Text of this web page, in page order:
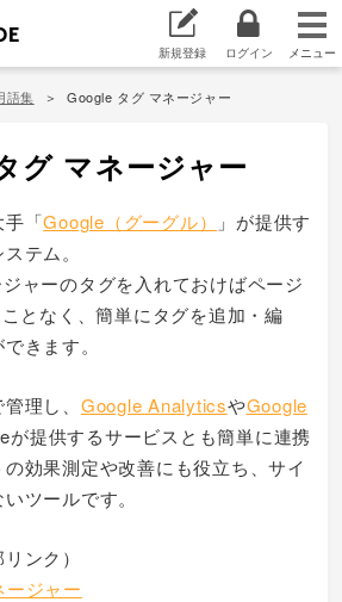
新規登録 ログイン
語集 Google タグ マネージャー
グ マネージャー
手「Google（グーグル）
」が提供す
テム。
ャーのタグを入れておけばページ
となく、簡単にタグを追加・編
きます。
理し、 Google AnalyticsやGoogle
が提供するサービスとも簡単に連携
効果測定や改善にも役立ち、サイ
ツールです。
ンク）
ジャー